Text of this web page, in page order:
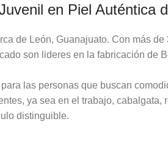
en Piel Auténtica
de León, Guanajuato. Con más de
son lideres en la fabricación de
las personas que buscan
ya sea en el trabajo, cabalgata,
distinguible.